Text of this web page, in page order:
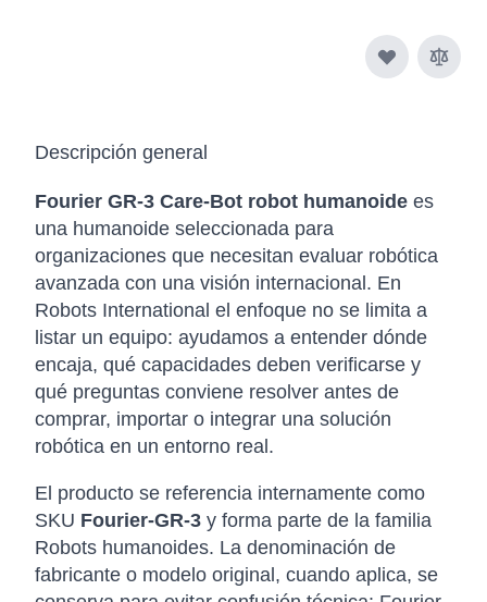
Descripción general
Fourier GR-3 Care-Bot robot humanoide es
una humanoide seleccionada para
organizaciones que necesitan evaluar robótica
avanzada con una visión internacional. En
Robots International el enfoque no se limita a
listar un equipo: ayudamos a entender dónde
encaja, qué capacidades deben verificarse y
qué preguntas conviene resolver antes de
comprar, importar o integrar una solución
robótica en un entorno real.
El producto se referencia internamente como
SKU Fourier-GR-3 y forma parte de la familia
Robots humanoides. La denominación de
fabricante o modelo original, cuando aplica, se